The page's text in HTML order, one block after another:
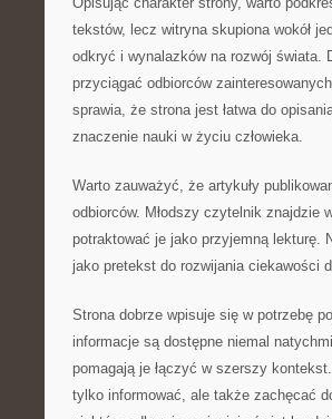
tekstów, lecz witryna skupiona wokół
odkryć i wynalazków na rozwój świata.
przyciągać odbiorców
sprawia, że strona jest łatwa do
znaczenie nauki w życiu człowieka.
Warto zauważyć, że artykuły
odbiorców. Młodszy czytelnik znajdzie
potraktować je jako przyjemną
jako pretekst do rozwijania ciekawości
Strona dobrze wpisuje się w potrzebę
informacje są dostępne niemal
pomagają je łączyć w szerszy
tylko informować, ale także zachęcać